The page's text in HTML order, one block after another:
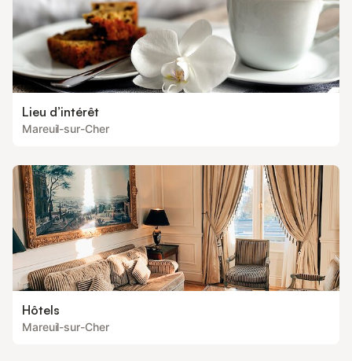
Lieu d’intérêt
Mareuil-sur-Cher
Hôtels
Mareuil-sur-Cher